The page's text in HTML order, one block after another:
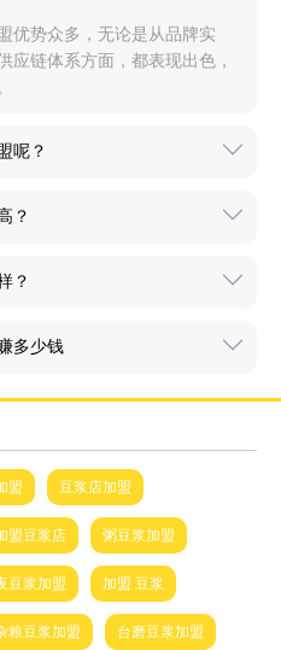
优势众多，无论是从品牌实
应链体系方面，都表现出色，
呢？
？
？
多少钱
盟 豆浆店加盟
盟豆浆店 粥豆浆加盟
豆浆加盟 加盟 豆浆
粮豆浆加盟 台磨豆浆加盟